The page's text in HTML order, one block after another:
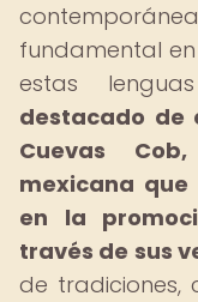
fundamental
estas
destacado de
Cuevas
mexicana
en la
través de sus
de tradiciones,